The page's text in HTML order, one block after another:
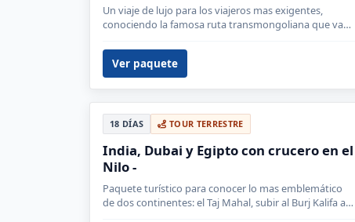
Un viaje de lujo para los viajeros mas exigentes,
conociendo la famosa ruta transmongoliana que va
Ver paquete
18 DÍAS TOUR TERRESTRE
India, Dubai y Egipto con crucero en el
Nilo -
Paquete turístico para conocer lo mas emblemático
de dos continentes: el Taj Mahal, subir al Burj Kalifa al